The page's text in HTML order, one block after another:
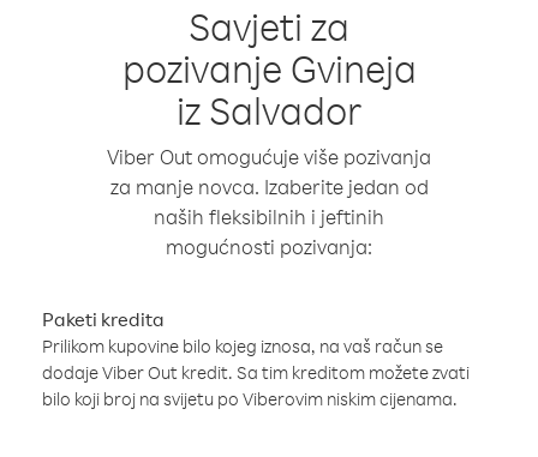
Savjeti za
pozivanje Gvineja
iz Salvador
Viber Out omogućuje više pozivanja
za manje novca. Izaberite jedan od
naših fleksibilnih i jeftinih
mogućnosti pozivanja:
Paketi kredita
Prilikom kupovine bilo kojeg iznosa, na vaš račun se
dodaje Viber Out kredit. Sa tim kreditom možete zvati
bilo koji broj na svijetu po Viberovim niskim cijenama.